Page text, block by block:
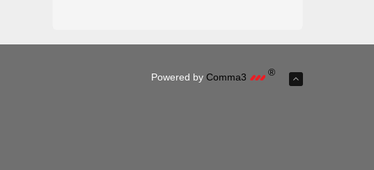
Powered by Comma3 ®